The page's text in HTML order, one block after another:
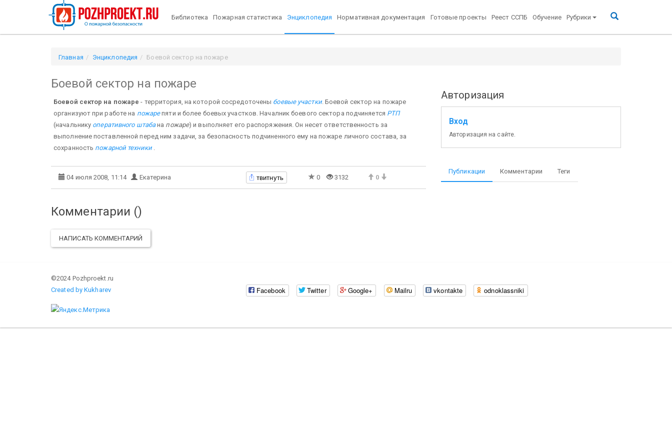
Библиотека Пожарная статистика Энциклопедия Нормативная документация Готовые проекты Реест ССПБ Обучение Рубрики
Главная Энциклопедия Боевой сектор на пожаре
Боевой сектор на пожаре
Боевой сектор на пожаре - территория, на которой сосредоточены боевые участки. Боевой сектор на пожаре
организуют при работе на пожарепяти и более боевых участков. Началник боевого сектора подчиняется РТП
(начальнику оперативного штабана пожаре) и выполняет его распоряжения. Он несет ответственность за
выполнение поставленной перед ним задачи, за безопасность подчиненного ему на пожаре личного состава, за
сохранность пожарной техники.
04 июля 2008, 11:14 Екатерина твитнуть 0 3132 0
Комментарии ()
НАПИСАТЬ КОММЕНТАРИЙ
Авторизация
Вход
Авторизация на сайте.
Публикации Комментарии Теги
©2024 Pozhproekt.ru
Created by Kukharev
Facebook Twitter Google+ Mailru vkontakte odnoklassniki